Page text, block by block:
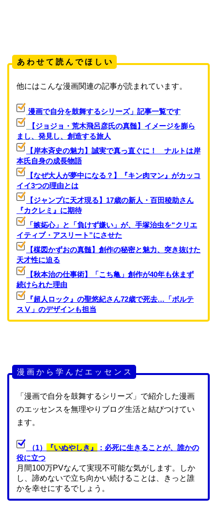
あ わ せ て 読 ん で ほ し い
他にはこんな漫画関連の記事が読まれています。
漫画で自分を鼓舞するシリーズ」記事一覧です
【ジョジョ・荒木飛呂彦氏の真髄】イメージを膨ら
まし、発見し、創造する旅人
【岸本斉史の魅力】誠実で真っ直ぐに！ ナルトは岸
本氏自身の成長物語
【なぜ大人が夢中になる？】『キン肉マン』がカッコ
イイ3つの理由とは
【ジャンプに天才現る】17歳の新人・百田稜助さん
『カクレミ』に期待
「嫉妬心」と「負けず嫌い」が、手塚治虫を“クリエ
イティブ・アスリート”にさせた
【楳図かずおの真髄】創作の秘密と魅力、突き抜けた
天才性に迫る
【秋本治の仕事術】「こち亀」創作が40年も休まず
続けられた理由
『超人ロック』の聖悠紀さん72歳で死去…「ボルテ
スⅤ」のデザインも担当
漫 画 か ら 学 ん だ エ ッ セ ン ス
「漫画で自分を鼓舞するシリーズ」で紹介した漫画
のエッセンスを無理やりブログ生活と結びつけてい
ます。
（1） 『いぬやしき』
：必死に生きることが、誰かの
役に立つ
月間100万PVなんて実現不可能な気がします。しか
し、諦めないで立ち向かい続けることは、きっと誰
かを幸せにするでしょう。